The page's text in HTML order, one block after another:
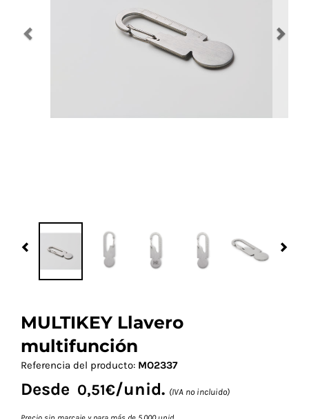
Navidad 🎄 Invierno
Más Regalos
Previous
MULTIKEY Llavero
multifunción
Referencia del producto: MO2337
Desde 0,51€/unid. (IVA no incluido)